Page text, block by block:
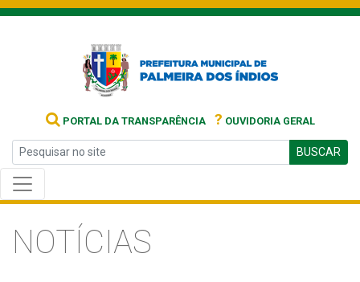
PORTAL DA TRANSPARÊNCIA ? OUVIDORIA GERAL
BUSCAR
NOTÍCIAS